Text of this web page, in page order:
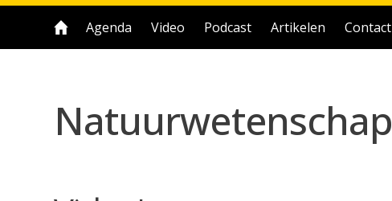
Agenda Video Podcast Artikelen Contact
Natuurwetenschap